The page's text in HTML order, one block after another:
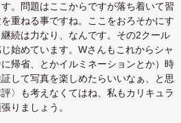
。問題はここからですが落ち着いて習
重ねる事ですね。ここをおろそかにす
続は力なり、なんです。その2クール
始めています。Wさんもこれからシャ
帰省、とかイルミネーションとか）時
して写真を楽しめたらいいなぁ、と思
〉も考えなくてはね、私もカリキュラ
りましょう。